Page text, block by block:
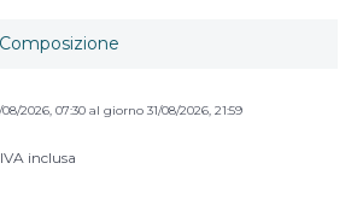
Composizione
2026, 07:30 al giorno 31/08/2026, 21:59
IVA inclusa